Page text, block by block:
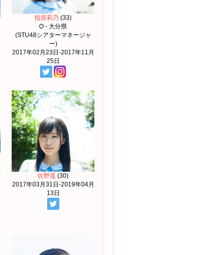
指原莉乃 (33)
O - 大分県
(STU48シアターマネージャ
ー)
2017年02月23日-2017年11月
25日
佐野遥 (30)
2017年03月31日-2019年04月
13日